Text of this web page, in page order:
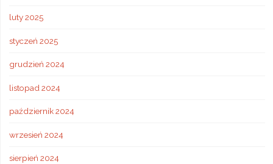
luty 2025
styczeń 2025
grudzień 2024
listopad 2024
październik 2024
wrzesień 2024
sierpień 2024